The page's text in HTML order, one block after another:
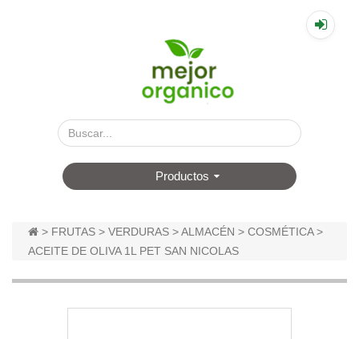
▤
Productos
> FRUTAS > VERDURAS >ALMACÉN > COSMÉTICA >
ACEITE DE OLIVA 1L PET SAN NICOLAS